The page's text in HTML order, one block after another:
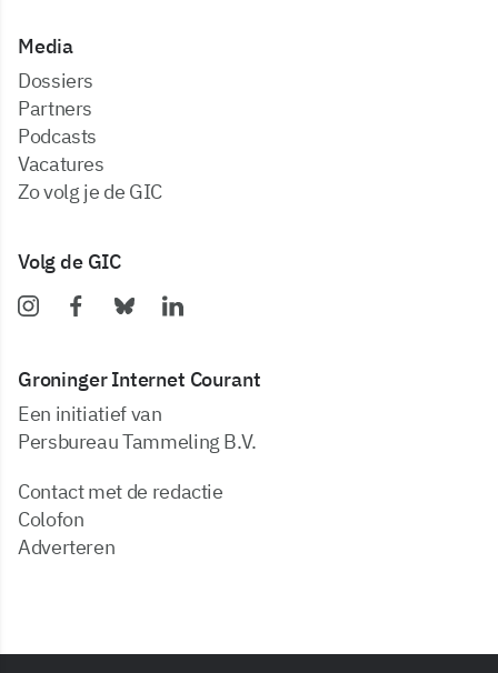
Media
dossiers
partners
podcasts
vacatures
zo volg je de GIC
Volg de GIC
Groninger Internet Courant
Een initiatief van
Persbureau Tammeling B.V.
Contact met de redactie
Colofon
Adverteren